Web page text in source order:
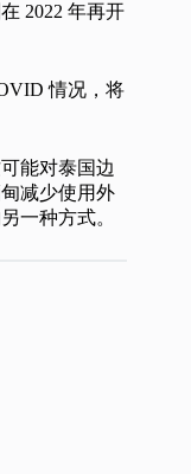
2022 年再开
情况，将
能对泰国边
减少使用外
一种方式。